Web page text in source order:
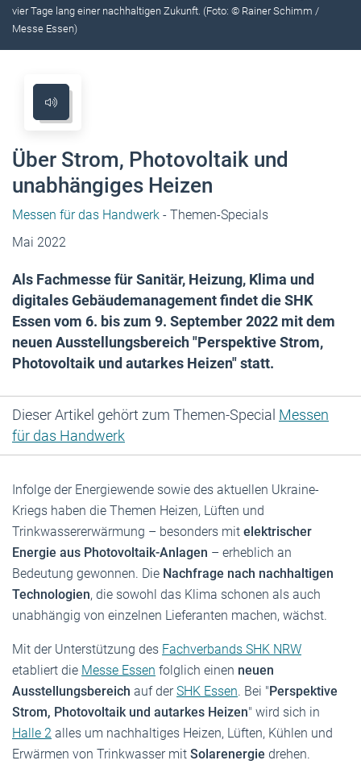
vier Tage lang einer nachhaltigen Zukunft. (Foto: © Rainer Schimm /
Messe Essen)
Über Strom, Photovoltaik und
unabhängiges Heizen
Messen für das Handwerk - Themen-Specials
Mai 2022
Als Fachmesse für Sanitär, Heizung, Klima und
digitales Gebäudemanagement findet die SHK
Essen vom 6. bis zum 9. September 2022 mit dem
neuen Ausstellungsbereich "Perspektive Strom,
Photovoltaik und autarkes Heizen" statt.
Dieser Artikel gehört zum Themen-Special Messen
für das Handwerk
Infolge der Energiewende sowie des aktuellen Ukraine-
Kriegs haben die Themen Heizen, Lüften und
Trinkwassererwärmung – besonders mit elektrischer
Energie aus Photovoltaik-Anlagen – erheblich an
Bedeutung gewonnen. Die Nachfrage nach nachhaltigen
Technologien, die sowohl das Klima schonen als auch
unabhängig von einzelnen Lieferanten machen, wächst.
Mit der Unterstützung des Fachverbands SHK NRW
etabliert die Messe Essen folglich einen neuen
Ausstellungsbereich auf derSHK Essen. Bei "Perspektive
Strom, Photovoltaik und autarkes Heizen" wird sich in
Halle 2 alles um nachhaltiges Heizen, Lüften, Kühlen und
Erwärmen von Trinkwasser mit Solarenergie drehen.